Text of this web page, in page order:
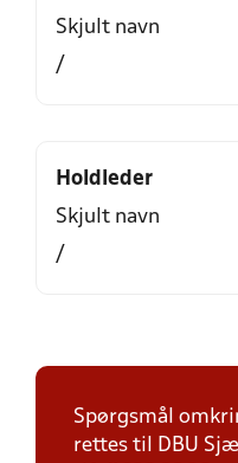
Skjult navn
/
Holdleder
Skjult navn
/
Spørgsmål
rettes til DBU